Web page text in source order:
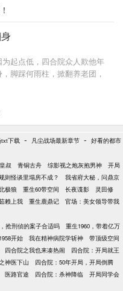
且还被大仙收为徒弟，然后
到了大仙传仙法“霸天决”修
的储物神戒，里面海量的修
禁忌，从此开启遨游万界之
起点低，四合院众人欺他年
脚踩何雨柱，掀翻养老团，
txt下载 - 凡尘战场最新章节 - 好看的都市
叔 青铜古舟 综影视之炮灰抱男神
开局
则怪谈里塌房不成？
我省府大秘，问鼎京
极狼 重生60带空间 长夜谍影
灵田修
赖上我 重生鹿鼎记
官场：美女领导带我
抢刑侦的案子合适吗
重生1960，带着亿万
开始 我在精神病院学斩神
带顶级空间
四合院之我也来凑热闹
四合院：开局就王
神医下山
四合院：50年开局，开局倒腾
医路官途 四合院：杀神降临
开局同学会